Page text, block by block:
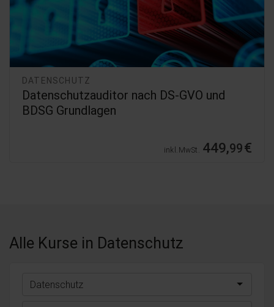
DATENSCHUTZ
Datenschutzauditor nach DS-GVO und
BDSG Grundlagen
inkl. MwSt. 449,99€
Alle Kurse in Datenschutz
Datenschutz